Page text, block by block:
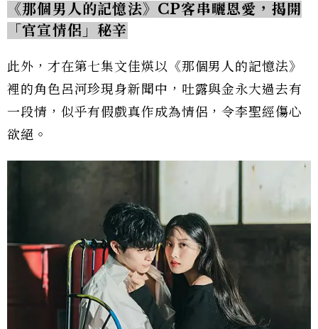
《那個男人的記憶法》CP客串曬恩愛，揭開
「官宣情侶」秘辛
此外，才在第七集文佳煐以《那個男人的記憶法》
裡的角色呂河珍現身新聞中，吐露與金永大過去有
一段情，似乎有假戲真作成為情侶，令李聖經傷心
欲絕。